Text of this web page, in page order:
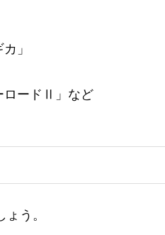
」
ロードⅡ」など
う。